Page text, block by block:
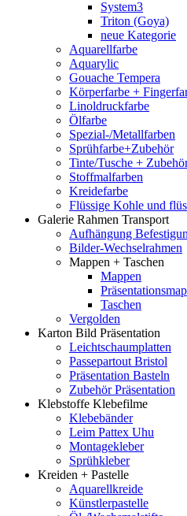
System3
Triton (Goya)
neue Kategorie
Aquarellfarbe
Aquarylic
Gouache Tempera
Körperfarbe +
Linoldruckfarbe
Ölfarbe
Spezial-/Metallfarben
Sprühfarbe+Zubehör
Tinte/Tusche +
Stoffmalfarben
Kreidefarbe
Flüssige Kohle und
Galerie Rahmen Transport
Aufhängung
Bilder-Wechselrahmen
Mappen + Taschen
Mappen
Taschen
Vergolden
Karton Bild Präsentation
Leichtschaumplatten
Passepartout Bristol
Präsentation Basteln
Zubehör Präsentation
Klebstoffe Klebefilme
Klebebänder
Leim Pattex Uhu
Montagekleber
Sprühkleber
Kreiden + Pastelle
Aquarellkreide
Künstlerpastelle